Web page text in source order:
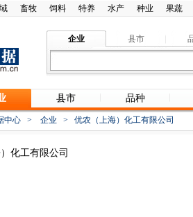
畜牧 饲料 特养 水产 种业 果蔬
企业 县市
县市 品种
中心 > 企业 > 优农（上海）化工有限公司
化工有限公司